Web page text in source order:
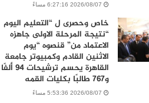
2026/08/07 6:27:16 مساءً
خاص وحصرى ل “التعليم اليوم
“نتيجة المرحلة الاولى جاهزه
الاعتماد من” قنصوه “يوم
الاثنين القادم وكمبيوتر جامعة
القاهرة يحسم ترشيحات 94 ألفًا
و767 طالبًا بكليات القمه
2026/08/07 5:53:36 مساءً